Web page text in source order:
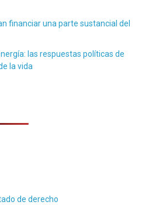
financiar una parte sustancial del
las respuestas políticas de
la vida
de derecho